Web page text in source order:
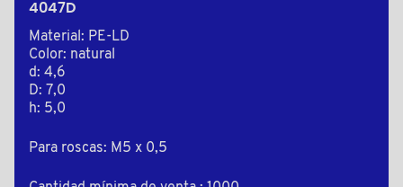
4047D
Material: PE-LD
Color: natural
d: 4,6
D: 7,0
h: 5,0
Para roscas: M5 x 0,5